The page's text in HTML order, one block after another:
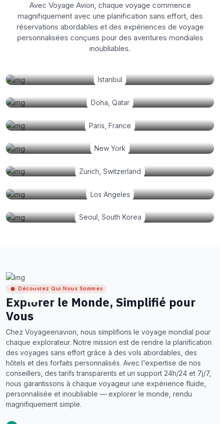
Avec Voyage Avion, chaque voyage commence
magnifiquement avec une planification sans effort, des
réservations abordables et des expériences de voyage
personnalisées conçues pour des aventures mondiales
inoubliables.
Istanbul
Doha, Qatar
Paris, France
New York
Zurich, Switzerland
Los Angeles
Seoul, South Korea
Découvrez Qui Nous Sommes
Explorer le Monde, Simplifié pour
Vous
Chez Voyageenavion, nous simplifions le voyage mondial pour
chaque explorateur. Notre mission est de rendre la planification
des voyages sans effort grâce à des vols abordables, des
hôtels et des forfaits personnalisés. Avec l'expertise de nos
conseillers, des tarifs transparents et un support 24h/24 et 7j/7,
nous garantissons à chaque voyageur une expérience fluide,
personnalisée et inoubliable — explorer le monde, rendu
magnifiquement simple.